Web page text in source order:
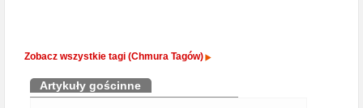
Zobacz wszystkie tagi (Chmura Tagów)
Artykuły gościnne